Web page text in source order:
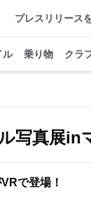
プレスリリース
ル 乗り物 クラ
写真展in
で登場！